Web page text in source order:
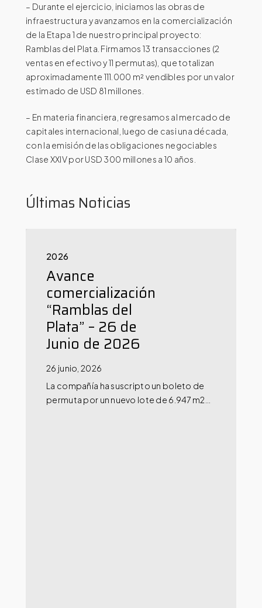
– Durante el ejercicio, iniciamos las obras de
infraestructura y avanzamos en la comercialización
de la Etapa 1 de nuestro principal proyecto:
Ramblas del Plata. Firmamos 13 transacciones (2
ventas en efectivo y 11 permutas), que totalizan
aproximadamente 111.000 m² vendibles por un valor
estimado de USD 81 millones​​​​​​​.
– En materia financiera, regresamos al mercado de
capitales internacional, luego de casi una década,
con la emisión de las obligaciones negociables
Clase XXIV por USD 300 millones a 10 años.
Últimas Noticias
2026
Avance
comercialización
“Ramblas del
Plata” – 26 de
Junio de 2026
26 junio, 2026
La compañía ha suscripto un boleto de
permuta por un nuevo lote de 6.947 m2…